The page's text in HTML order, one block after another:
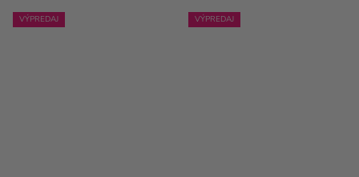
VÝPREDAJ VÝPREDAJ